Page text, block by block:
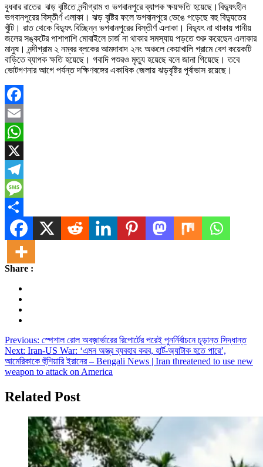
বুধবার রাতের ঝড় বৃষ্টিতে নন্দীগ্রাম ও ভগবানপুরে ব্যাপক ক্ষয়ক্ষতি হয়েছে।বিদ্যুৎহীন
ভগবানপুরের বিস্তীর্ণ এলাকা। ঝড় বৃষ্টির ফলে ভগবানপুরে ভেঙে পড়েছে বহু বিদ্যুতের
খুঁটি। রাত থেকে বিদ্যুৎ বিচ্ছিন্ন ভগবানপুরের বিস্তীর্ণ এলাকা। বিদ্যুৎ না থাকায় পানীয়
জলের সঙ্কটের পাশাপাশি মোবাইলে চার্জ না থাকার সমস্যায় পড়তে শুরু করেছেন এলাকার
মানুষ। নন্দীগ্রাম ২ নম্বর ব্লকের আমদাবাদ ২নং অঞ্চলে কেয়াখালি গ্রামে বেশ কয়েকটি
বাড়িতে ব্যাপক ক্ষতি হয়েছে। গবাদি পশুরও মৃত্যু হয়েছে বলে জানা গিয়েছে। তবে
ভোটগণনার আগে পর্যন্ত দক্ষিণবঙ্গের একাধিক জেলায় ঝড়বৃষ্টির পূর্বাভাস রয়েছে।
Facebook
Email
WhatsApp
X
Telegram
Message
Share
Share :
Post
navigation
Previous: স্পেশাল রোল অবজ়ার্ভারের রিপোর্টের পরেই পুনর্নির্বাচনে চূড়ান্ত সিদ্ধান্ত
Next: Iran-US War: ‘এমন অস্ত্র ব্যবহার করব, হার্ট-অ্যাটাক হতে পারে’,
আমেরিকাকে হুঁশিয়ারি ইরানের – Bengali News | Iran threatened to use new
weapon to attack on America
Related Post